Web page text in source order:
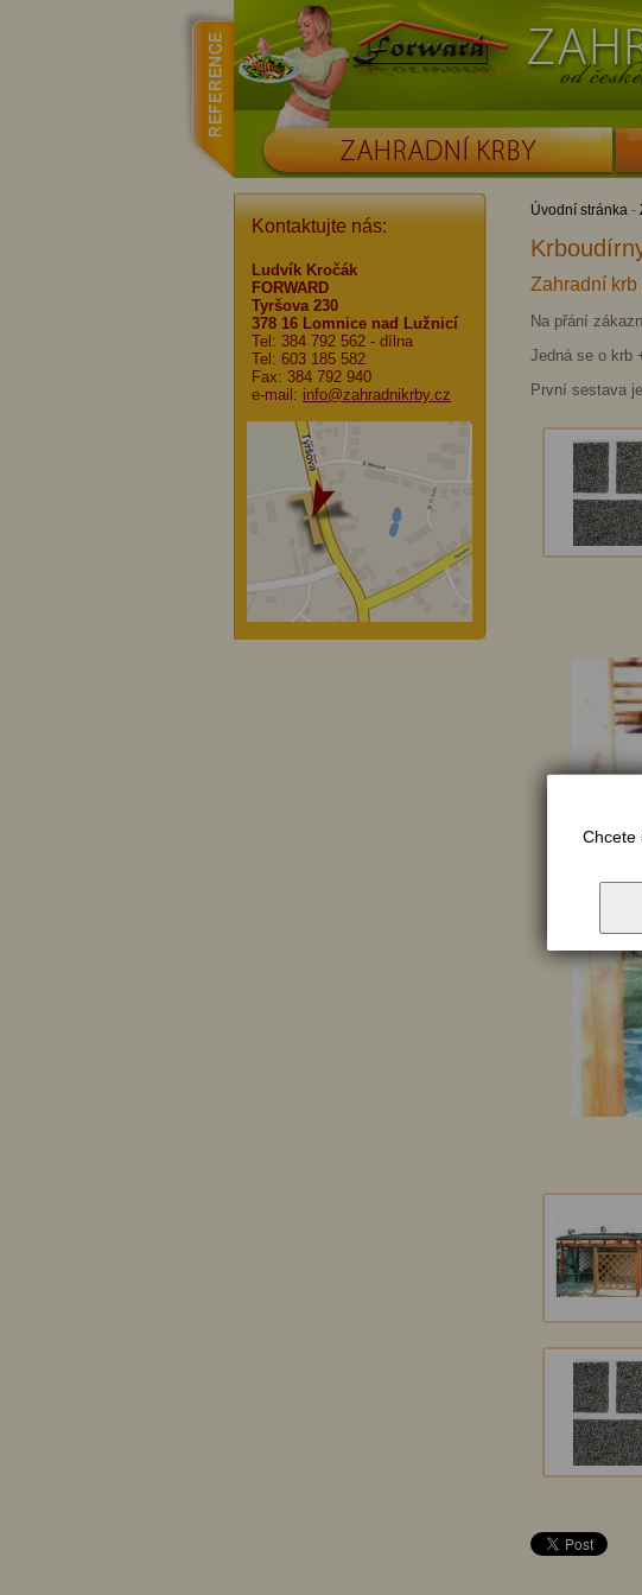
Forward
ZAHRADNÍ KRBY
reference
Kontaktujte nás:
Ludvík Kročák
FORWARD
Tyršova 230
378 16 Lomnice nad Lužnicí
Tel: 384 792 562 - dílna
Tel: 603 185 582
Fax: 384 792 940
e-mail: info@zahradnikrby.cz
Úvodní stránka -
Zahradní
Na přání
Jedná se o krb
První sestava
Chcete